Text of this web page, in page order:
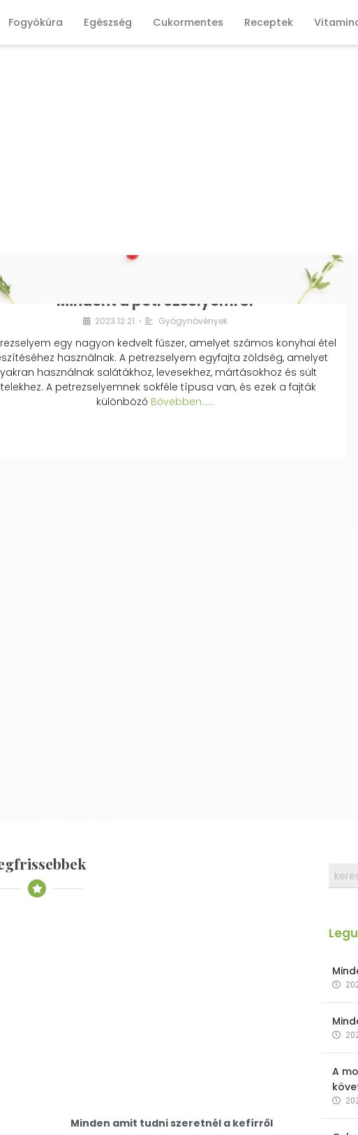
Fogyókúra Egészség Cukormentes Receptek
Mindent a petrezselyemről
2023.12.21. • Gyógynövények
egy nagyon kedvelt fűszer, amelyet számos konyhai étel
használnak. A petrezselyem egyfajta zöldség, amelyet
használnak salátákhoz, levesekhez, mártásokhoz és sült
A petrezselyemnek sokféle típusa van, és ezek a fajták
különbözőBővebben...…
Minden amit tudni szeretnél a kefírről
A